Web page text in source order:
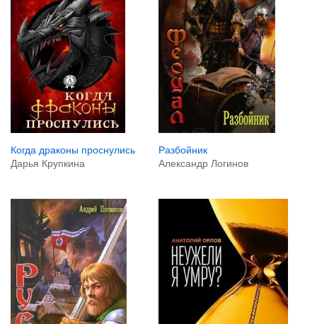
Когда драконы проснулись
Дарья Крупкина
Разбойник
Александр Логинов